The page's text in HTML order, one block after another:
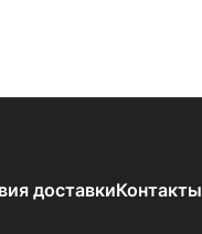
доставкиКонтакты